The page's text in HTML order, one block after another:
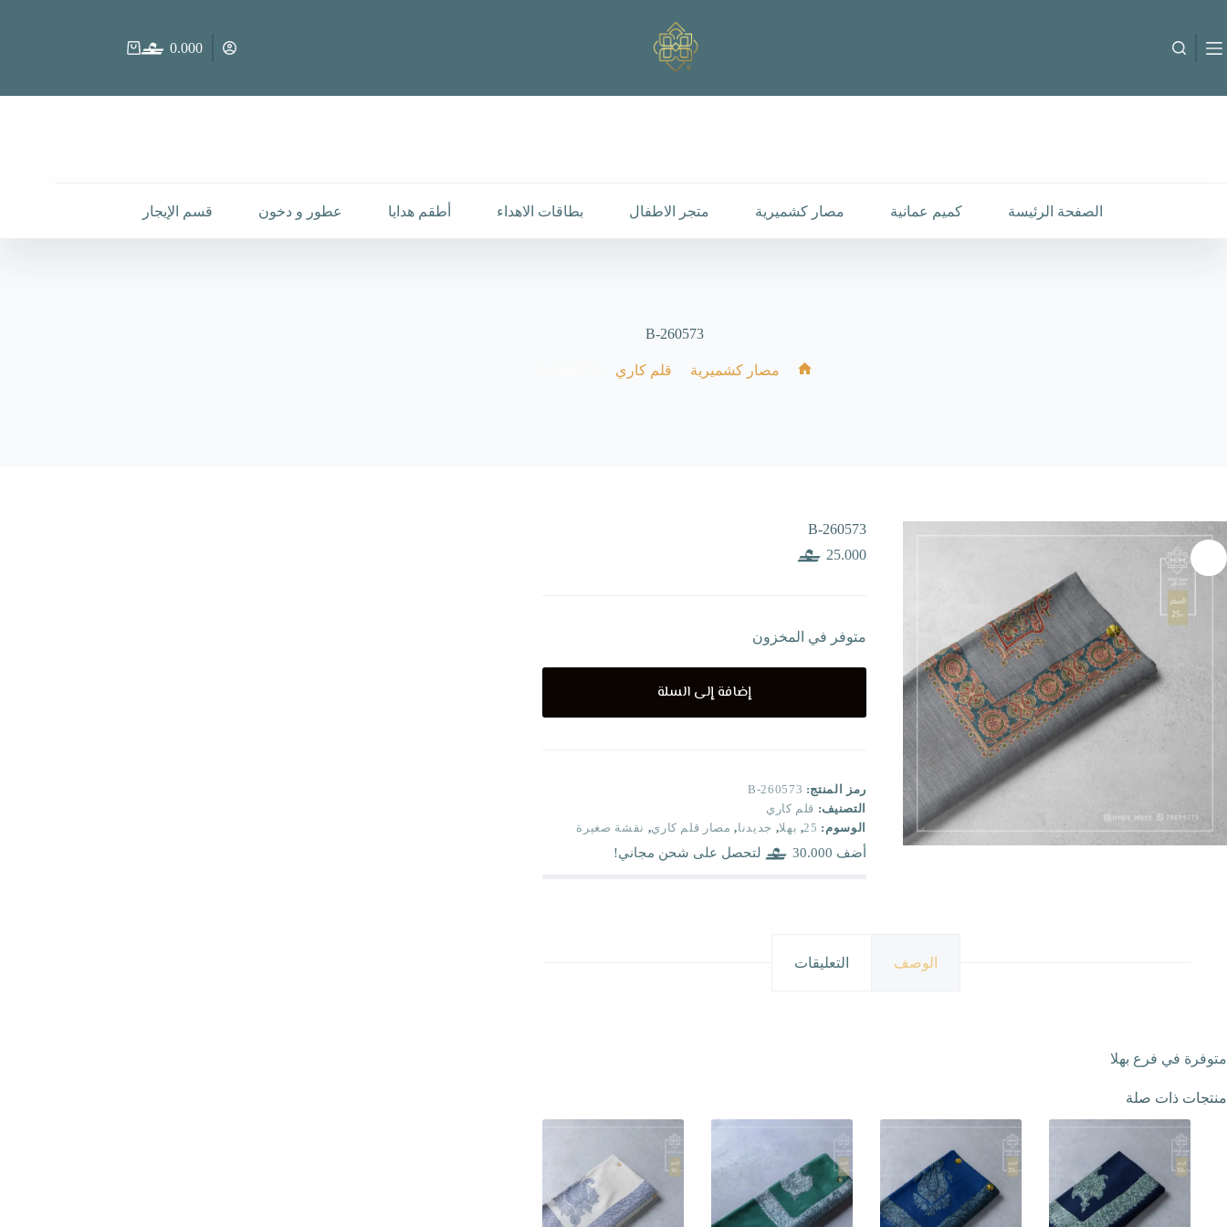
المحتوىB-260573
عربة
0.000
الصفحة الرئيسة كميم عمانية مصار كشميرية متجر الاطفال بطاقات الاهداء أطقم هدايا عطور و دخون قسم الإيجار
B-260573
مصار كشميرية قلم كاري
B-260573
25.000
متوفر في المخزون
إضافة إلى السلة
رمز المنتج: B-260573
التصنيف: قلم كاري
الوسوم: 25
, بهلا, جديدنا, مصار قلم كاري, نقشة صغيرة
أضف 30.000 لتحصل على شحن مجاني!
الوصف التعليقات
متوفرة في فرع بهلا
منتجات ذات صلة